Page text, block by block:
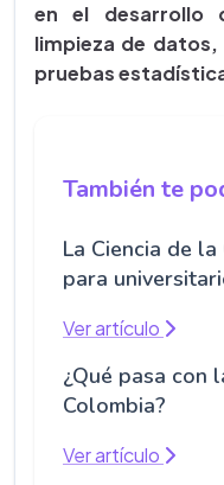
en el desarrollo
limpieza de
pruebas
También te
La Ciencia de
para
Ver artículo
¿Qué pasa con
Colombia?
Ver artículo